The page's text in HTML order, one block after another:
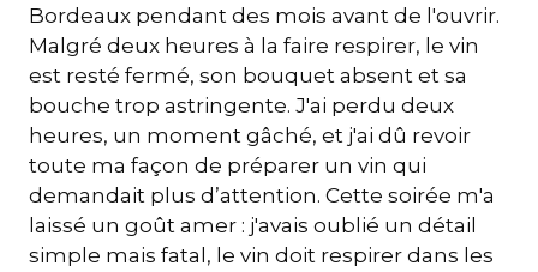
Bordeaux pendant des mois avant de l'ouvrir.
Malgré deux heures à la faire respirer, le vin
est resté fermé, son bouquet absent et sa
bouche trop astringente. J'ai perdu deux
heures, un moment gâché, et j'ai dû revoir
toute ma façon de préparer un vin qui
demandait plus d’attention. Cette soirée m'a
laissé un goût amer : j'avais oublié un détail
simple mais fatal, le vin doit respirer dans les